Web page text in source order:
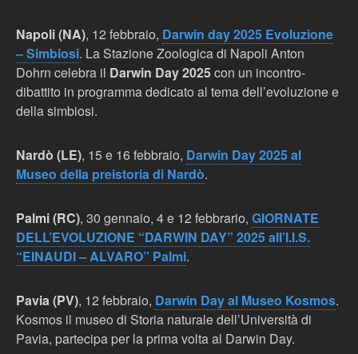
Napoli (NA), 12 febbraio, Darwin day 2025 Evoluzione
– Simbiosi. La Stazione Zoologica di Napoli Anton
Dohrn celebra il Darwin Day 2025con un incontro-
dibattito in programma dedicato al tema dell’evoluzione e
della simbiosi.
Nardò (LE), 15 e 16 febbraio, Darwin Day 2025 al
Museo della preistoria di Nardò.
Palmi (RC), 30 gennaio, 4 e 12 febbrario, GIORNATE
DELL’EVOLUZIONE “DARWIN DAY” 2025 all’I.I.S.
“EINAUDI – ALVARO” Palmi.
Pavia (PV), 12 febbraio, Darwin Day al Museo Kosmos.
Kosmos il museo di Storia naturale dell’Università di
Pavia, partecipa per la prima volta al Darwin Day.